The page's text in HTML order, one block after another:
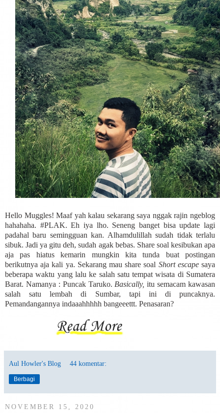
Hello Muggles! Maaf yah kalau sekarang saya nggak rajin ngeblog
hahahaha. #PLAK. Eh iya lho. Seneng banget bisa update lagi
padahal baru semingguan kan. Alhamdulillah sudah tidak terlalu
sibuk. Jadi ya gitu deh, sudah agak bebas. Share soal kesibukan apa
aja pas hiatus kemarin mungkin kita tunda buat postingan
berikutnya aja kali ya. Sekarang mau share soal Short escapesaya
beberapa waktu yang lalu ke salah satu tempat wisata di Sumatera
Barat. Namanya : Puncak Taruko. Basically, itu semacam kawasan
salah satu lembah di Sumbar, tapi ini di puncaknya.
Pemandangannya indaaahhhhh bangeeettt. Penasaran?
Aul Howler's Blog 44 komentar:
Berbagi
NOVEMBER 15, 2020